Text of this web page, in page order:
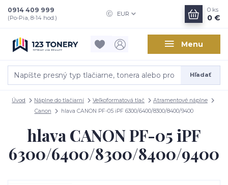
Menu
EUR
Hľadať
0914 409 999
(Po-Pia, 8-14 hod.)
0 ks
0 €
Úvod Náplne do tlačiarní Veľkoformatová tlač
Atramentové náplne
Canon
hlava CANON PF-05 iPF 6300/6400/8300/8400/9400
hlava CANON PF-05 iPF
6300/6400/8300/8400/9400